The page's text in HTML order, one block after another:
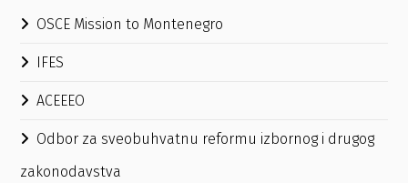
OSCE Mission to Montenegro
IFES
ACEEEO
Odbor za sveobuhvatnu reformu izbornog i drugog
zakonodavstva